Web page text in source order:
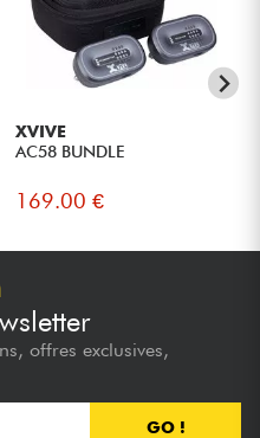
XVIVE
AC58 BUNDLE
169.00 €
offres exclusives,
GO !